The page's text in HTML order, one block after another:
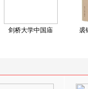
剑桥大学中国庙 裘